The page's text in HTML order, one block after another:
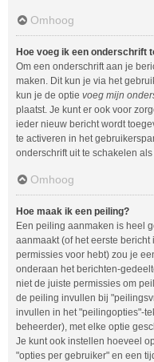
Omhoog
Hoe voeg ik een onderschrift
Om een onderschrift aan je
maken. Dit kun je via het
kun je de optie voeg mijn
plaatst. Je kunt er ook voor
ieder nieuw bericht wordt
te activeren in het
onderschrift uit te schakelen
Omhoog
Hoe maak ik een peiling?
Een peiling aanmaken is heel
aanmaakt (of het eerste
permissies voor hebt) zou je
onderaan het berichten-
niet de juiste permissies om
de peiling invullen bij
invullen in het "peilingopties"-
beheerder), met elke optie
Je kunt ook instellen hoeveel
"opties per gebruiker" en een